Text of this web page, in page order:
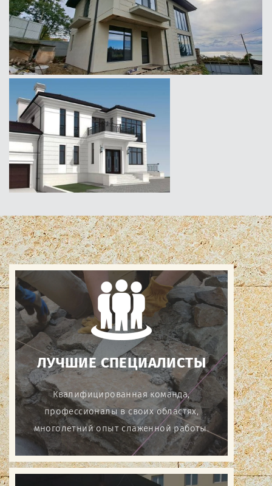
ЛУЧШИЕ СПЕЦИАЛИСТЫ
Квалифицированная команда,
профессионалы в своих областях,
многолетний опыт слаженной работы.